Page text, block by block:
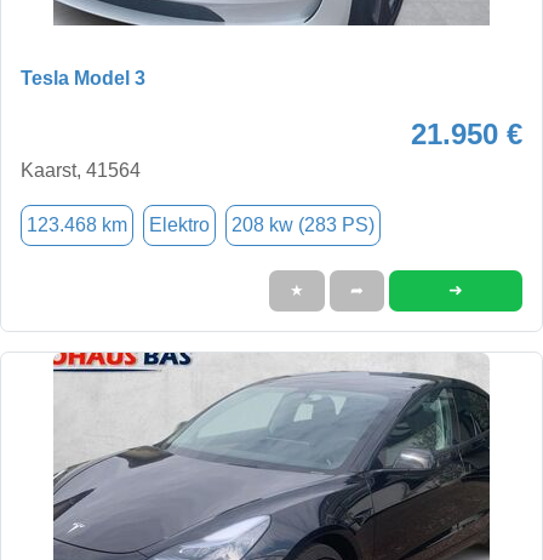
Tesla Model 3
21.950 €
Kaarst, 41564
123.468 km Elektro 208 kw (283 PS)
★ ➦ ➜